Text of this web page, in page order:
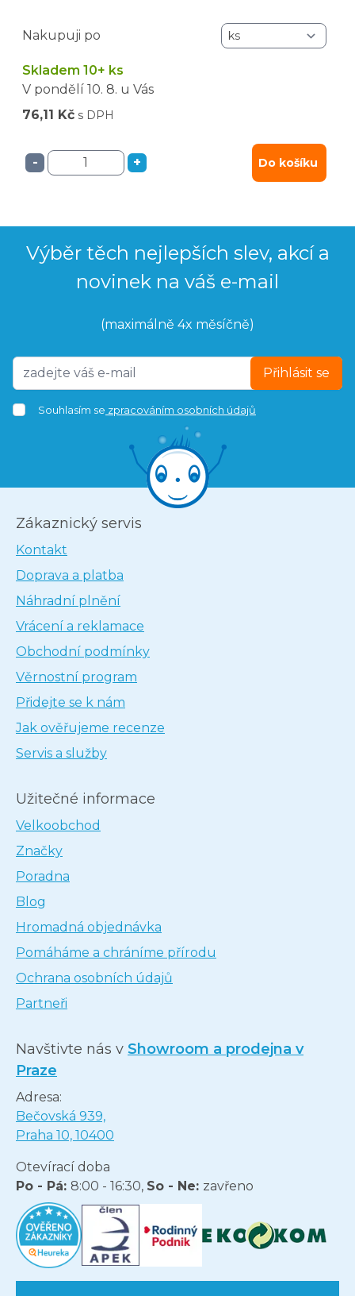
Nakupuji po
Skladem 10+ ks
V pondělí 10. 8. u Vás
76,11 Kč s DPH
- + Do košíku
Výběr těch nejlepších slev, akcí a
novinek na váš e-mail
(maximálně 4x měsíčně)
Přihlásit se
Souhlasím se zpracováním osobních údajů
Zákaznický servis
Kontakt
Doprava a platba
Náhradní plnění
Vrácení a reklamace
Obchodní podmínky
Věrnostní program
Přidejte se k nám
Jak ověřujeme recenze
Servis a služby
Užitečné informace
Velkoobchod
Značky
Poradna
Blog
Hromadná objednávka
Pomáháme a chráníme přírodu
Ochrana osobních údajů
Partneři
Navštivte nás v Showroom a prodejna v
Praze
Adresa:
Bečovská 939,
Praha 10, 10400
Otevírací doba
Po - Pá: 8:00 - 16:30, So - Ne: zavřeno